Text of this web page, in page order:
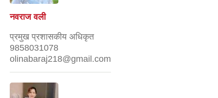
नवराज वली
प्रमुख प्रशासकीय अधिकृत
9858031078
olinabaraj218@gmail.com